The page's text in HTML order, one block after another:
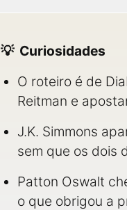
Curiosidades
O roteiro é de
Reitman e
J.K. Simmons
sem que os dois
Patton Oswalt
o que obrigou a